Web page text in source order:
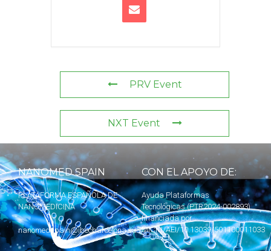
PRV Event
NXT Event
NANOMED SPAIN
PLATAFORMA ESPAÑOLA DE
NANOMEDICINA
nanomedspain@ibecbarcelona.eu
CON EL APOYO DE:
Ayuda Plataformas
Tecnológicas (PTR2024-002893)
financiada por
MICIU/AEI/10.13039/501100011033